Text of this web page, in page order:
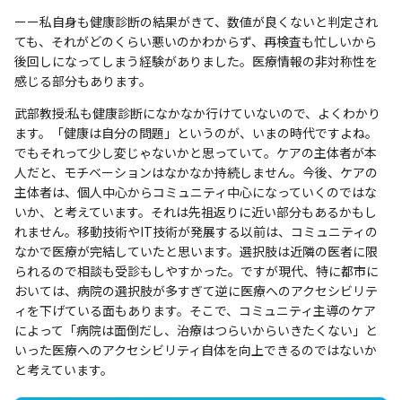
ーー私自身も健康診断の結果がきて、数値が良くないと判定され
ても、それがどのくらい悪いのかわからず、再検査も忙しいから
後回しになってしまう経験がありました。医療情報の非対称性を
感じる部分もあります。
武部教授:私も健康診断になかなか行けていないので、よくわかり
ます。「健康は自分の問題」というのが、いまの時代ですよね。
でもそれって少し変じゃないかと思っていて。ケアの主体者が本
人だと、モチベーションはなかなか持続しません。今後、ケアの
主体者は、個人中心からコミュニティ中心になっていくのではな
いか、と考えています。それは先祖返りに近い部分もあるかもし
れません。移動技術やIT技術が発展する以前は、コミュニティの
なかで医療が完結していたと思います。選択肢は近隣の医者に限
られるので相談も受診もしやすかった。ですが現代、特に都市に
おいては、病院の選択肢が多すぎて逆に医療へのアクセシビリテ
ィを下げている面もあります。そこで、コミュニティ主導のケア
によって「病院は面倒だし、治療はつらいからいきたくない」と
いった医療へのアクセシビリティ自体を向上できるのではないか
と考えています。